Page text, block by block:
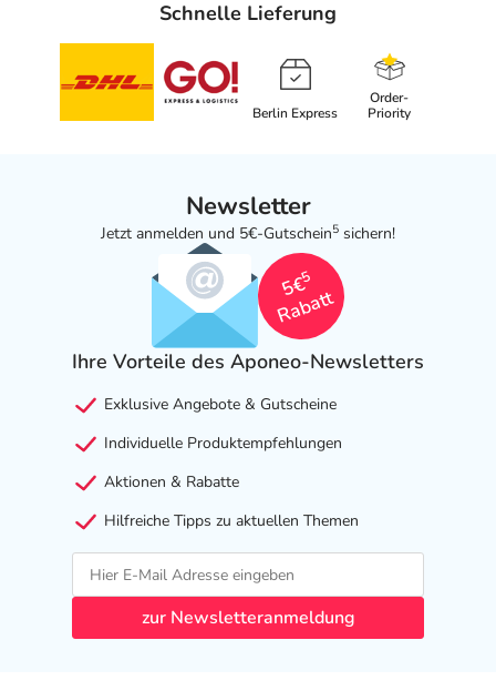
Schnelle Lieferung
Berlin Express
Order-
Priority
Newsletter
Jetzt anmelden und 5€-Gutschein5 sichern!
5€
5
Rabatt
Ihre Vorteile des Aponeo-Newsletters
Exklusive Angebote & Gutscheine
Individuelle Produktempfehlungen
Aktionen & Rabatte
Hilfreiche Tipps zu aktuellen Themen
zur Newsletteranmeldung